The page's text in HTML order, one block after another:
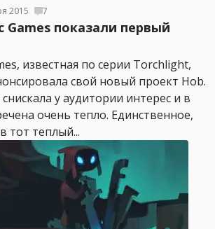
2015 7
Games показали первый
известная по серии Torchlight,
свой новый проект Hob.
у аудитории интерес и в
очень тепло. Единственное,
тот теплый...